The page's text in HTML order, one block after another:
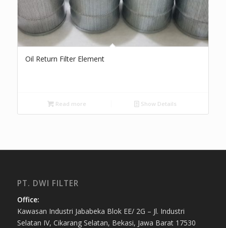
Oil Return Filter Element
Read more Show Details
PT. DWI FILTER
Office:
Kawasan Industri Jababeka Blok EE/ 2G – Jl. Industri
Selatan IV, Cikarang Selatan, Bekasi, Jawa Barat 17530